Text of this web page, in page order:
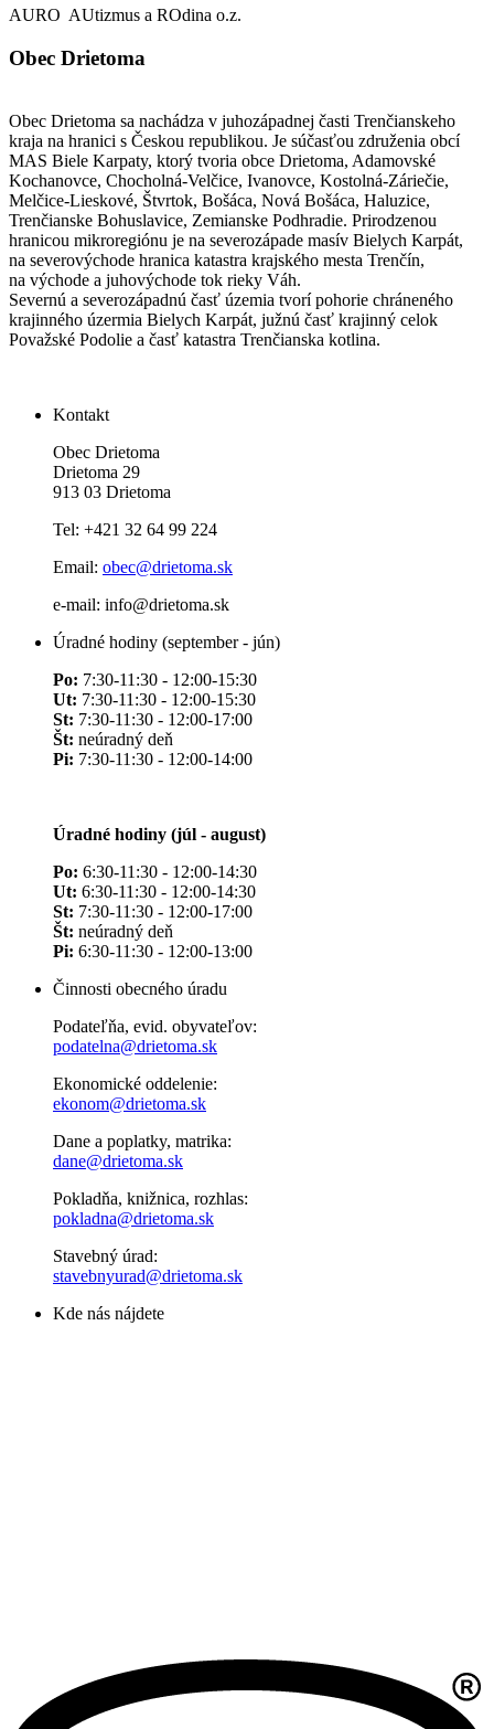
AURO AUtizmus a ROdina o.z.
Obec Drietoma
Obec Drietoma sa nachádza v juhozápadnej časti Trenčianskeho
kraja na hranici s Českou republikou. Je súčasťou združenia obcí
MAS Biele Karpaty, ktorý tvoria obce Drietoma, Adamovské
Kochanovce, Chocholná-Velčice, Ivanovce, Kostolná-Záriečie,
Melčice-Lieskové, Štvrtok, Bošáca, Nová Bošáca, Haluzice,
Trenčianske Bohuslavice, Zemianske Podhradie. Prirodzenou
hranicou mikroregiónu je na severozápade masív Bielych Karpát,
na severovýchode hranica katastra krajského mesta Trenčín,
na východe a juhovýchode tok rieky Váh.
Severnú a severozápadnú časť územia tvorí pohorie chráneného
krajinného úzermia Bielych Karpát, južnú časť krajinný celok
Považské Podolie a časť katastra Trenčianska kotlina.
Kontakt
Obec Drietoma
Drietoma 29
913 03 Drietoma
Tel: +421 32 64 99 224
Email: obec@drietoma.sk
e-mail: info@drietoma.sk
Úradné hodiny (september - jún)
Po: 7:30-11:30 - 12:00-15:30
Ut: 7:30-11:30 - 12:00-15:30
St: 7:30-11:30 - 12:00-17:00
Št: neúradný deň
Pi: 7:30-11:30 - 12:00-14:00
Úradné hodiny (júl - august)
Po: 6:30-11:30 - 12:00-14:30
Ut: 6:30-11:30 - 12:00-14:30
St: 7:30-11:30 - 12:00-17:00
Št: neúradný deň
Pi: 6:30-11:30 - 12:00-13:00
Činnosti obecného úradu
Podateľňa, evid. obyvateľov:
podatelna@drietoma.sk
Ekonomické oddelenie:
ekonom@drietoma.sk
Dane a poplatky, matrika:
dane@drietoma.sk
Pokladňa, knižnica, rozhlas:
pokladna@drietoma.sk
Stavebný úrad:
stavebnyurad@drietoma.sk
Kde nás nájdete